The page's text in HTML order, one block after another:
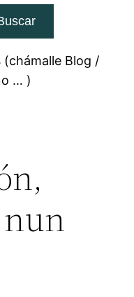
(chámalle Blog /
… )